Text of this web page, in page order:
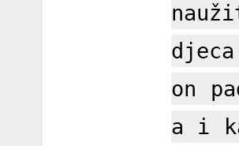
on
a i